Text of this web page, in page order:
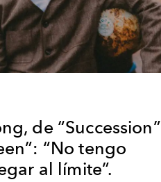
de “Succession”
“No tengo
al límite”.